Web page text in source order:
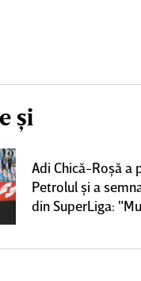
și
Adi Chică-Roşă a
Petrolul şi a
din SuperLiga: